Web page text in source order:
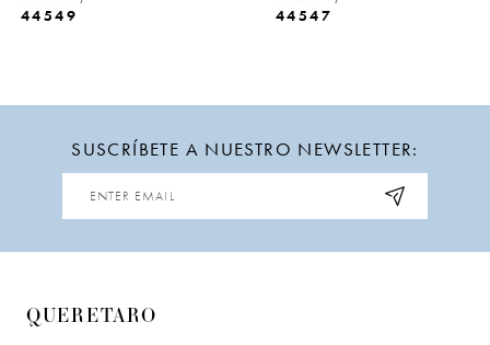
44549
44547
SUSCRÍBETE A NUESTRO NEWSLETTER:
QUERETARO